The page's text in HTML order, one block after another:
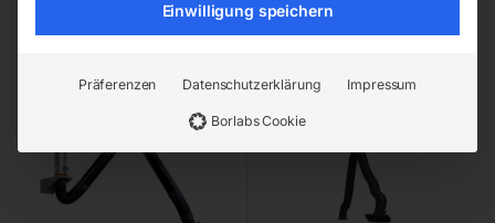
Rohrausführung
Absaugarm in
Schlauchausführung
Einwilligung speichern
Präferenzen Datenschutzerklärung Impressum
Borlabs Cookie